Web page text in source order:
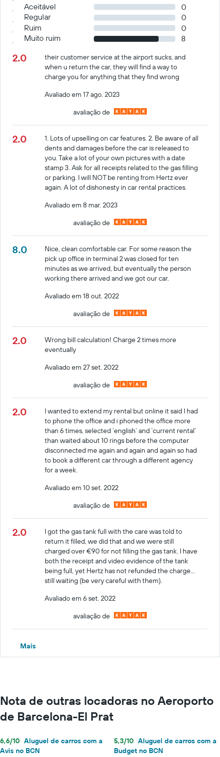
Aceitável
0
Regular
0
Ruim
0
Muito ruim
8
2.0
their customer service at the airport sucks, and
when u return the car, they will find a way to
charge you for anything that they find wrong
Avaliado em 17 ago. 2023
avaliação de
2.0
1. Lots of upselling on car features. 2. Be aware of all
dents and damages before the car is released to
you. Take a lot of your own pictures with a date
stamp 3. Ask for all receipts related to the gas filling
or parking. I will NOT be renting from Hertz ever
again. A lot of dishonesty in car rental practices.
Avaliado em 8 mar. 2023
avaliação de
8.0
Nice, clean comfortable car. For some reason the
pick up office in terminal 2 was closed for ten
minutes as we arrived, but eventually the person
working there arrived and we got our car.
Avaliado em 18 out. 2022
avaliação de
2.0
Wrong bill calculation! Charge 2 times more
eventually
Avaliado em 27 set. 2022
avaliação de
2.0
I wanted to extend my rental but online it said I had
to phone the office and i phoned the office more
than 6 times, selected ‘english’ and ‘current rental’
than waited about 10 rings before the computer
disconnected me again and again and again so had
to book a different car through a different agency
for a week.
Avaliado em 10 set. 2022
avaliação de
2.0
I got the gas tank full with the care was told to
return it filled, we did that and we were still
charged over €90 for not filling the gas tank. I have
both the receipt and video evidence of the tank
being full, yet Hertz has not refunded the charge…
still waiting (be very careful with them).
Avaliado em 6 set. 2022
avaliação de
Mais
Nota de outras locadoras no Aeroporto
de Barcelona-El Prat
6,6/10 Aluguel de carros com a
Avis no BCN
5,3/10 Aluguel de carros com a
Budget no BCN